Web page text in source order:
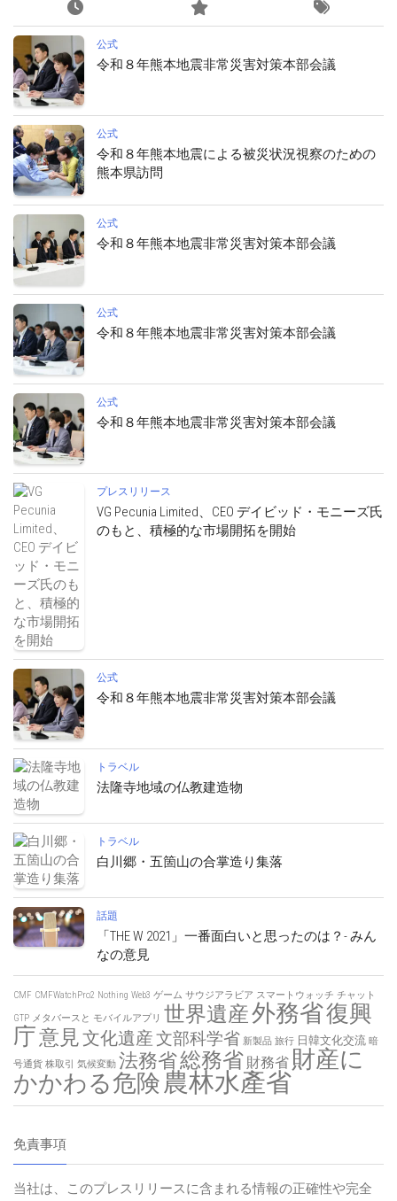
公式
令和８年熊本地震非常災害対策本部会議
公式
令和８年熊本地震による被災状況視察のための
熊本県訪問
公式
令和８年熊本地震非常災害対策本部会議
公式
令和８年熊本地震非常災害対策本部会議
公式
令和８年熊本地震非常災害対策本部会議
プレスリリース
VG Pecunia Limited、CEO デイビッド・モニーズ氏
のもと、積極的な市場開拓を開始
公式
令和８年熊本地震非常災害対策本部会議
トラベル
法隆寺地域の仏教建造物
トラベル
白川郷・五箇山の合掌造り集落
話題
「THE W 2021」一番面白いと思ったのは？- みん
なの意見
CMF CMFWatchPro2 Nothing Web3 ゲーム サウジアラビア スマートウォッチ チャット
GTP メタバースと モバイルアプリ 世界遺産外務省復興
庁意見文化遺産文部科学省 新製品 旅行 日韓文化交流 暗
号通貨 株取引 気候変動 法務省総務省 財務省 財産に
かかわる危険農林水產省
免責事項
当社は、このプレスリリースに含まれる情報の正確性や完全